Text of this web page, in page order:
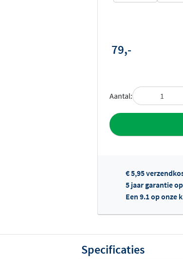
79,-
Aantal:
€ 5,95
5 jaar garantie
Een 9.1 op onze
Specificaties